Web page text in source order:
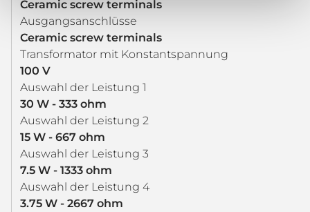
Ceramic screw terminals
Ausgangsanschlüsse
Ceramic screw terminals
Transformator mit Konstantspannung
100 V
Auswahl der Leistung 1
30 W - 333 ohm
Auswahl der Leistung 2
15 W - 667 ohm
Auswahl der Leistung 3
7.5 W - 1333 ohm
Auswahl der Leistung 4
3.75 W - 2667 ohm